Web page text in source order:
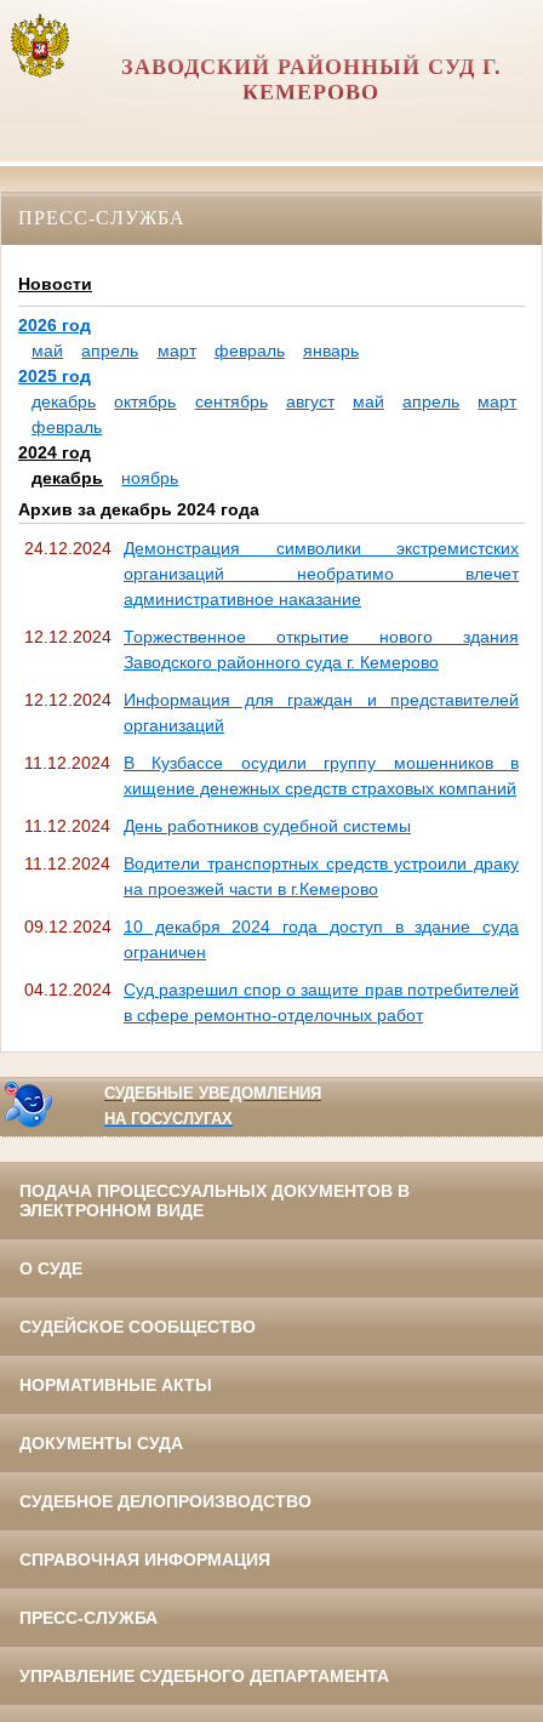
ЗАВОДСКИЙ РАЙОННЫЙ СУД Г.
КЕМЕРОВО
ПРЕСС-СЛУЖБА
Новости
2026 год
май
апрель март февраль
январь
2025 год
декабрь
октябрь сентябрь август май апрель
март
февраль
2024 год
декабрь
ноябрь
Архив за декабрь 2024 года
24.12.2024
Демонстрация символики экстремистских
организаций необратимо влечет
административное наказание
12.12.2024
Торжественное открытие нового здания
Заводского районного суда г. Кемерово
12.12.2024
Информация для граждан и представителей
организаций
11.12.2024
В Кузбассе осудили группу мошенников в
хищение денежных средств страховых компаний
11.12.2024
День работников судебной системы
11.12.2024
Водители транспортных средств устроили драку
на проезжей части в г.Кемерово
09.12.2024
10 декабря 2024 года доступ в здание суда
ограничен
04.12.2024
Суд разрешил спор о защите прав потребителей
в сфере ремонтно-отделочных работ
СУДЕБНЫЕ УВЕДОМЛЕНИЯ
НА ГОСУСЛУГАХ
ПОДАЧА ПРОЦЕССУАЛЬНЫХ ДОКУМЕНТОВ В
ЭЛЕКТРОННОМ ВИДЕ
О СУДЕ
СУДЕЙСКОЕ СООБЩЕСТВО
НОРМАТИВНЫЕ АКТЫ
ДОКУМЕНТЫ СУДА
СУДЕБНОЕ ДЕЛОПРОИЗВОДСТВО
СПРАВОЧНАЯ ИНФОРМАЦИЯ
ПРЕСС-СЛУЖБА
УПРАВЛЕНИЕ СУДЕБНОГО ДЕПАРТАМЕНТА